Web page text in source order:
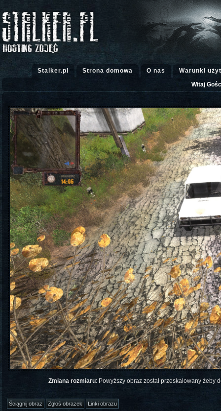
Stalker.pl Strona domowa O nas
Warunki
Witaj
Zmiana rozmiaru: Powyższy obraz został przeskalowany